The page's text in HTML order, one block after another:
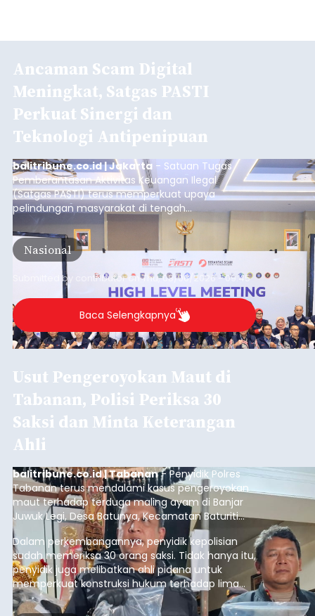
Ancaman Scam Digital
Meningkat, Satgas PASTI
Perkuat Sinergi dan
Teknologi Antipenipuan
balitribune.co.id | Jakarta - Satuan Tugas
Pemberantasan Aktivitas Keuangan Ilegal
(Satgas PASTI) terus memperkuat upaya
pelindungan masyarakat di tengah
meningkatnya ancaman penipuan digital yang
semakin kompleks.
Nasional
Submitted by contributoronThu, 08/06/2026 - 09:45
Baca Selengkapnya
Usut Pengeroyokan Maut di
Tabanan, Polisi Periksa 30
Saksi dan Minta Keterangan
Ahli
balitribune.co.id | Tabanan- Penyidik Polres
Tabanan terus mendalami kasus pengeroyokan
maut terhadap terduga maling ayam di Banjar
Juwuk Legi, Desa Batunya, Kecamatan Baturiti
yang terjadi beberapa waktu lalu.
Dalam perkembangannya, penyidik kepolisian
sudah memeriksa 30 orang saksi. Tidak hanya itu,
penyidik juga melibatkan ahli pidana untuk
memperkuat konstruksi hukum terhadap lima
orang tersangka yang saat ini ditahan.